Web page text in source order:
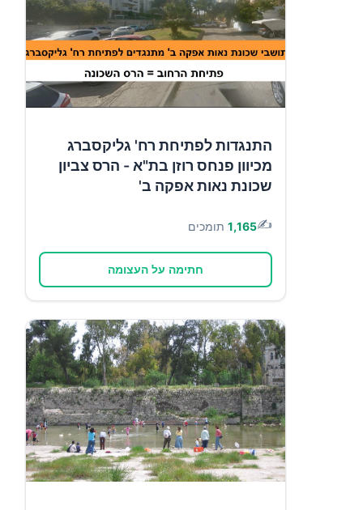
התנגדות לפתיחת רח' גליקסברג
מכיוון פנחס רוזן בת"א - הרס צביון
שכונת נאות אפקה ב'
✍️
1,165 תומכים
חתימה על העצומה